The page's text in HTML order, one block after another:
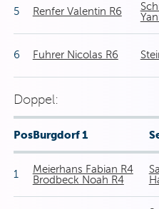
5 Renfer Valentin R6
6 Fuhrer Nicolas R6
Doppel:
PosBurgdorf 1
1
Meierhans Fabian R4
Brodbeck Noah R4